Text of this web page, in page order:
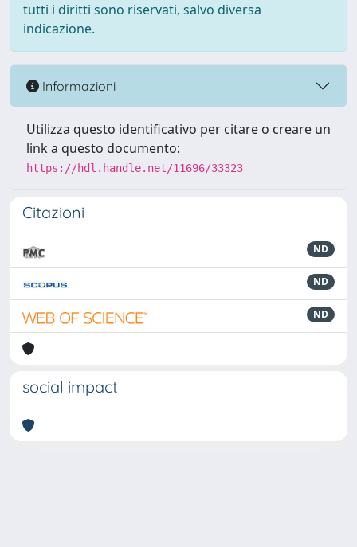
tutti i diritti sono riservati, salvo diversa
indicazione.
Informazioni
Utilizza questo identificativo per citare o creare un
link a questo documento:
https://hdl.handle.net/11696/33323
Citazioni
ND
ND
ND
social impact